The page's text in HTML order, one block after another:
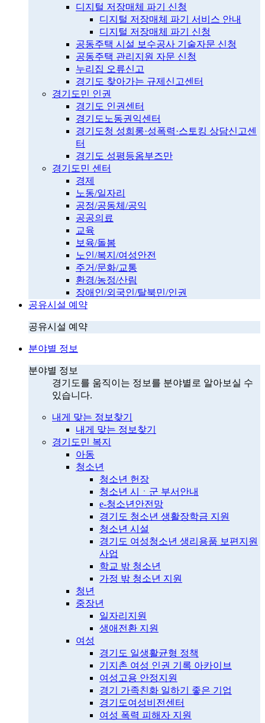
디지털 저장매체 파기 신청
디지털 저장매체 파기 서비스 안내
디지털 저장매체 파기 신청
공동주택 시설 보수공사 기술자문 신청
공동주택 관리지원 자문 신청
누리집 오류신고
경기도 찾아가는 규제신고센터
경기도민 인권
경기도 인권센터
경기도노동권익센터
경기도청 성희롱·성폭력·스토킹 상담신고센
터
경기도 성평등옴부즈만
경기도민 센터
경제
노동/일자리
공정/공동체/공익
공공의료
교육
보육/돌봄
노인/복지/여성안전
주거/문화/교통
환경/농정/산림
장애인/외국인/탈북민/인권
공유시설 예약
공유시설 예약
분야별 정보
분야별 정보
경기도를 움직이는 정보를 분야별로 알아보실 수
있습니다.
내게 맞는 정보찾기
내게 맞는 정보찾기
경기도민 복지
아동
청소년
청소년 헌장
청소년 시ㆍ군 부서안내
e-청소년안전망
경기도 청소년 생활장학금 지원
청소년 시설
경기도 여성청소년 생리용품 보편지원
사업
학교 밖 청소년
가정 밖 청소년 지원
청년
중장년
일자리지원
생애전환 지원
여성
경기도 일생활균형 정책
기지촌 여성 인권 기록 아카이브
여성고용 안정지원
경기 가족친화 일하기 좋은 기업
경기도여성비전센터
여성 폭력 피해자 지원